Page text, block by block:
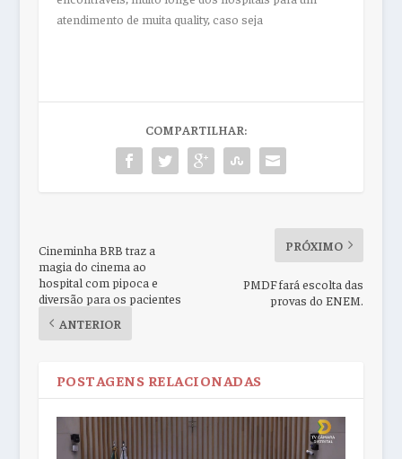
atendimento de muita quality, caso seja
COMPARTILHAR:
Cineminha BRB traz a
magia do cinema ao
hospital com pipoca e
diversão para os pacientes
ANTERIOR
PRÓXIMO
PMDF fará escolta das
provas do ENEM.
POSTAGENS RELACIONADAS